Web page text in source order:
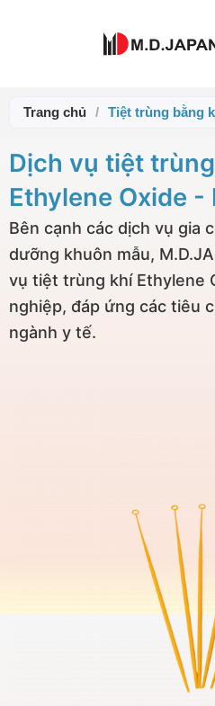
Trang chủ / Tiệt trùng bằng
Dịch vụ tiệt
Ethylene Oxide -
Bên cạnh các dịch vụ gia
dưỡng khuôn mẫu,
vụ tiệt trùng khí Ethylene
nghiệp, đáp ứng các tiêu
ngành y tế.